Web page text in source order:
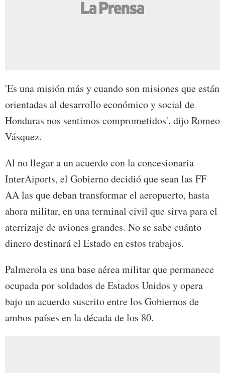
'Es una misión más y cuando son misiones que están
orientadas al desarrollo económico y social de
Honduras nos sentimos comprometidos', dijo Romeo
Vásquez.
Al no llegar a un acuerdo con la concesionaria
InterAiports, el Gobierno decidió que sean las FF
AA las que deban transformar el aeropuerto, hasta
ahora militar, en una terminal civil que sirva para el
aterrizaje de aviones grandes. No se sabe cuánto
dinero destinará el Estado en estos trabajos.
Palmerola es una base aérea militar que permanece
ocupada por soldados de Estados Unidos y opera
bajo un acuerdo suscrito entre los Gobiernos de
ambos países en la década de los 80.